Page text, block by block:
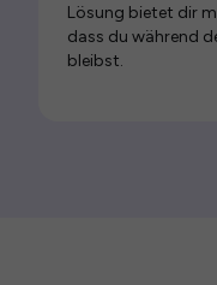
Lösung bietet dir
dass du während
bleibst.